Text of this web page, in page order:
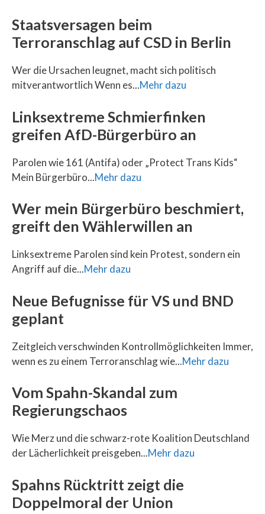
Staatsversagen beim
Terroranschlag auf CSD in Berlin
Wer die Ursachen leugnet, macht sich politisch
mitverantwortlich Wenn es...Mehr dazu
Linksextreme Schmierfinken
greifen AfD-Bürgerbüro an
Parolen wie 161 (Antifa) oder „Protect Trans Kids“
Mein Bürgerbüro...Mehr dazu
Wer mein Bürgerbüro beschmiert,
greift den Wählerwillen an
Linksextreme Parolen sind kein Protest, sondern ein
Angriff auf die...Mehr dazu
Neue Befugnisse für VS und BND
geplant
Zeitgleich verschwinden Kontrollmöglichkeiten Immer,
wenn es zu einem Terroranschlag wie...Mehr dazu
Vom Spahn-Skandal zum
Regierungschaos
Wie Merz und die schwarz-rote Koalition Deutschland
der Lächerlichkeit preisgeben...Mehr dazu
Spahns Rücktritt zeigt die
Doppelmoral der Union